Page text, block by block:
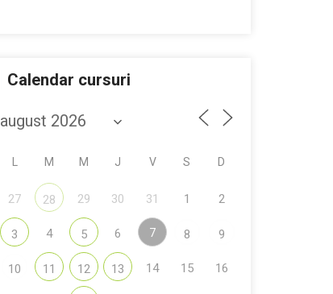
Calendar cursuri
M M J V S D
27 28 29 30 31 1 2
3 4 5 6 7 8 9
10 11 12 13 14 15 16